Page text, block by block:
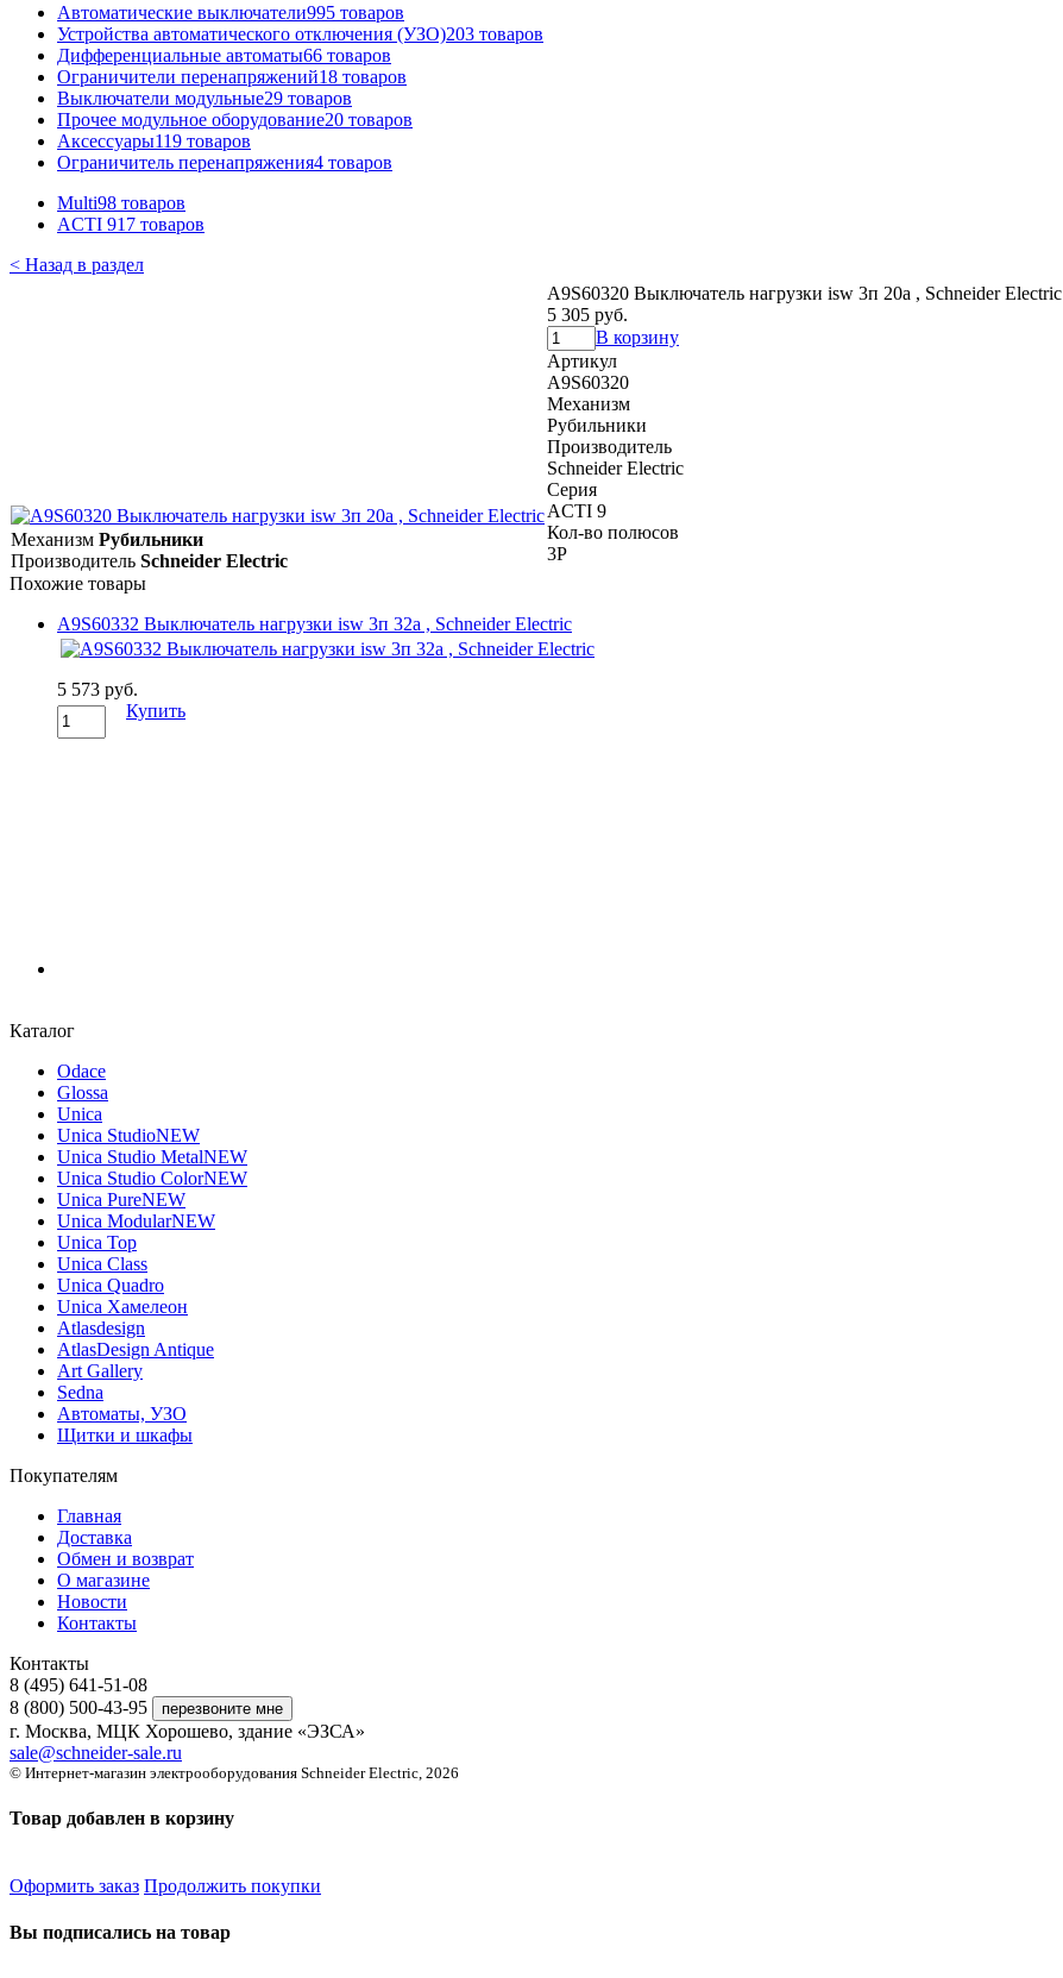
Автоматические выключатели995 товаров
Устройства автоматического отключения (УЗО)203 товаров
Дифференциальные автоматы66 товаров
Ограничители перенапряжений18 товаров
Выключатели модульные29 товаров
Прочее модульное оборудование20 товаров
Аксессуары119 товаров
Ограничитель перенапряжения4 товаров
Multi98 товаров
ACTI 917 товаров
< Назад в раздел
A9S60320 Выключатель нагрузки isw 3п 20a , Schneider Electric
5 305 руб.
В корзину
Артикул
A9S60320
Механизм
Рубильники
Производитель
Schneider Electric
Серия
ACTI 9
Кол-во полюсов
3P
Механизм Рубильники
Производитель Schneider Electric
Похожие товары
A9S60332 Выключатель нагрузки isw 3п 32a , Schneider Electric
5 573 руб.
Купить
Каталог
Odace
Glossa
Unica
Unica StudioNEW
Unica Studio MetalNEW
Unica Studio ColorNEW
Unica PureNEW
Unica ModularNEW
Unica Top
Unica Class
Unica Quadro
Unica Хамелеон
Atlasdesign
AtlasDesign Antique
Art Gallery
Sedna
Автоматы, УЗО
Щитки и шкафы
Покупателям
Главная
Доставка
Обмен и возврат
О магазине
Новости
Контакты
Контакты
8 (495) 641-51-08
8 (800) 500-43-95
г. Москва, МЦК Хорошево, здание «ЭЗСА»
sale@schneider-sale.ru
© Интернет-магазин электрооборудования Schneider Electric, 2026
Товар добавлен в корзину
Оформить заказ Продолжить покупки
Вы подписались на товар